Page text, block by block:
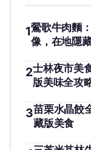
1鶯歌牛肉麵
像，在地隱
2士林夜市美
版美味全攻
3苗栗水晶餃
藏版美食